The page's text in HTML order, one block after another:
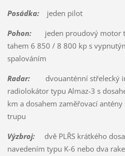
Posádka:jeden pilot
Pohon:jeden proudový motor
tahem 6 850 / 8 800 kp s
spalováním
Radar:dvouanténní střelecký
radiolokátor typu Almaz-3 s
km a dosahem zaměřovací
trupu
Výzbroj:dvě PLŘS krátkého
navedením typu K-6 nebo dva